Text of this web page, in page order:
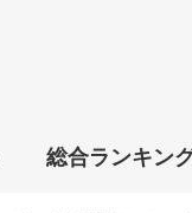
総合ランキン